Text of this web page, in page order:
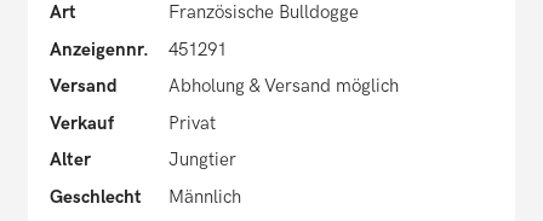
Art
Französische Bulldogge
Anzeigennr.
451291
Versand
Abholung & Versand möglich
Verkauf
Privat
Alter
Jungtier
Geschlecht
Männlich